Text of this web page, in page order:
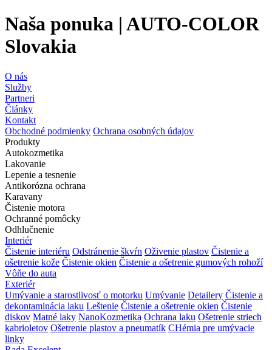
Naša ponuka | AUTO-COLOR
Slovakia
O nás
Služby
Partneri
Články
Kontakt
Obchodné podmienky Ochrana osobných údajov
Produkty
Autokozmetika
Lakovanie
Lepenie a tesnenie
Antikorózna ochrana
Karavany
Čistenie motora
Ochranné pomôcky
Odhlučnenie
Interiér
Čistenie interiéru Odstránenie škvŕn Oživenie plastov Čistenie a
ošetrenie kože Čistenie okien Čistenie a ošetrenie gumových rohoží
Vôňe do auta
Exteriér
Umývanie a starostlivosť o motorku Umývanie Detailery Čistenie a
dekontaminácia laku Leštenie Čistenie a ošetrenie okien Čistenie
diskov Matné laky NanoKozmetika Ochrana laku Ošetrenie striech
kabrioletov Ošetrenie plastov a pneumatík CHémia pre umývacie
linky